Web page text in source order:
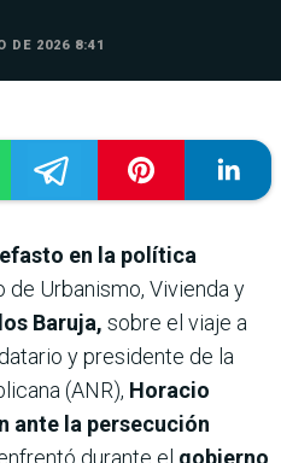
DE 2026 8:41
en la política
de Urbanismo, Vivienda y
Baruja, sobre el viaje a
y presidente de la
(ANR), Horacio
ante la persecución
durante el gobierno